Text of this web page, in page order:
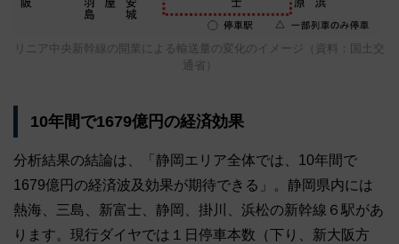
リニア中央新幹線の開業による輸送量の変化のイメージ（資料：国土交
通省）
10年間で1679億円の経済効果
分析結果の結論は、「静岡エリア全体では、10年間で
1679億円の経済波及効果が期待できる」。静岡県内には
熱海、三島、新富士、静岡、掛川、浜松の新幹線６駅があ
ります。現行ダイヤでは１日停車本数（下り、新大阪方